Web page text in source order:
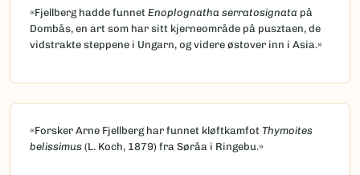
«Fjellberg hadde funnet Enoplognatha serratosignata på
Dombås, en art som har sitt kjerneområde på pusztaen, de
vidstrakte steppene i Ungarn, og videre østover inn i Asia.»
«Forsker Arne Fjellberg har funnet kløftkamfot Thymoites
belissimus (L. Koch, 1879) fra Søråa i Ringebu.»